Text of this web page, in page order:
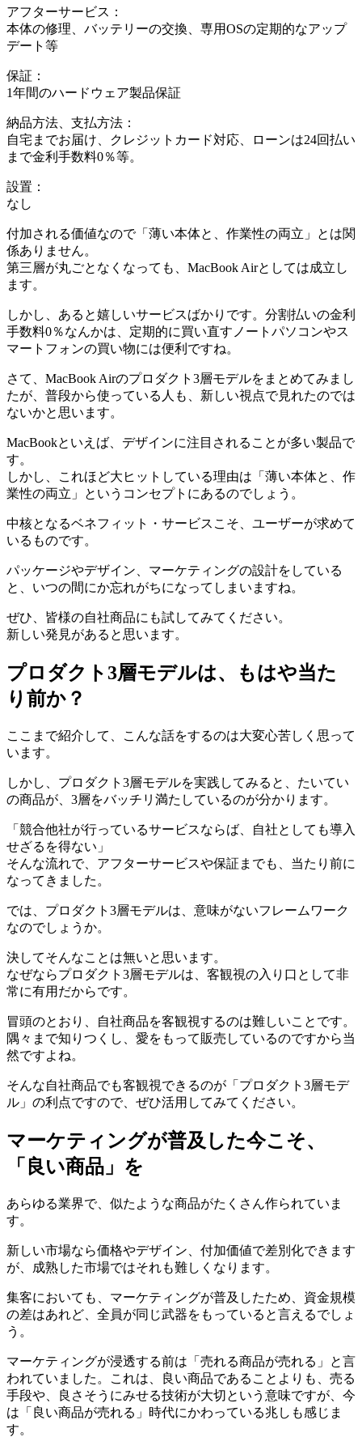
アフターサービス：
本体の修理、バッテリーの交換、専用OSの定期的なアップ
デート等
保証：
1年間のハードウェア製品保証
納品方法、支払方法：
自宅までお届け、クレジットカード対応、ローンは24回払い
まで金利手数料0％等。
設置：
なし
付加される価値なので「薄い本体と、作業性の両立」とは関
係ありません。
第三層が丸ごとなくなっても、MacBook Airとしては成立し
ます。
しかし、あると嬉しいサービスばかりです。分割払いの金利
手数料0％なんかは、定期的に買い直すノートパソコンやス
マートフォンの買い物には便利ですね。
さて、MacBook Airのプロダクト3層モデルをまとめてみまし
たが、普段から使っている人も、新しい視点で見れたのでは
ないかと思います。
MacBookといえば、デザインに注目されることが多い製品で
す。
しかし、これほど大ヒットしている理由は「薄い本体と、作
業性の両立」というコンセプトにあるのでしょう。
中核となるベネフィット・サービスこそ、ユーザーが求めて
いるものです。
パッケージやデザイン、マーケティングの設計をしている
と、いつの間にか忘れがちになってしまいますね。
ぜひ、皆様の自社商品にも試してみてください。
新しい発見があると思います。
プロダクト3層モデルは、もはや当た
り前か？
ここまで紹介して、こんな話をするのは大変心苦しく思って
います。
しかし、プロダクト3層モデルを実践してみると、たいてい
の商品が、3層をバッチリ満たしているのが分かります。
「競合他社が行っているサービスならば、自社としても導入
せざるを得ない」
そんな流れで、アフターサービスや保証までも、当たり前に
なってきました。
では、プロダクト3層モデルは、意味がないフレームワーク
なのでしょうか。
決してそんなことは無いと思います。
なぜならプロダクト3層モデルは、客観視の入り口として非
常に有用だからです。
冒頭のとおり、自社商品を客観視するのは難しいことです。
隅々まで知りつくし、愛をもって販売しているのですから当
然ですよね。
そんな自社商品でも客観視できるのが「プロダクト3層モデ
ル」の利点ですので、ぜひ活用してみてください。
マーケティングが普及した今こそ、
「良い商品」を
あらゆる業界で、似たような商品がたくさん作られていま
す。
新しい市場なら価格やデザイン、付加価値で差別化できます
が、成熟した市場ではそれも難しくなります。
集客においても、マーケティングが普及したため、資金規模
の差はあれど、全員が同じ武器をもっていると言えるでしょ
う。
マーケティングが浸透する前は「売れる商品が売れる」と言
われていました。これは、良い商品であることよりも、売る
手段や、良さそうにみせる技術が大切という意味ですが、今
は「良い商品が売れる」時代にかわっている兆しも感じま
す。